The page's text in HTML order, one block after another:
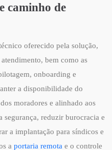
caminho de
oferecido pela solução,
bem como as
onboarding e
a disponibilidade do
moradores e alinhado aos
segurança, reduzir burocracia e
a implantação para síndicos e
a portaria remota e o controle